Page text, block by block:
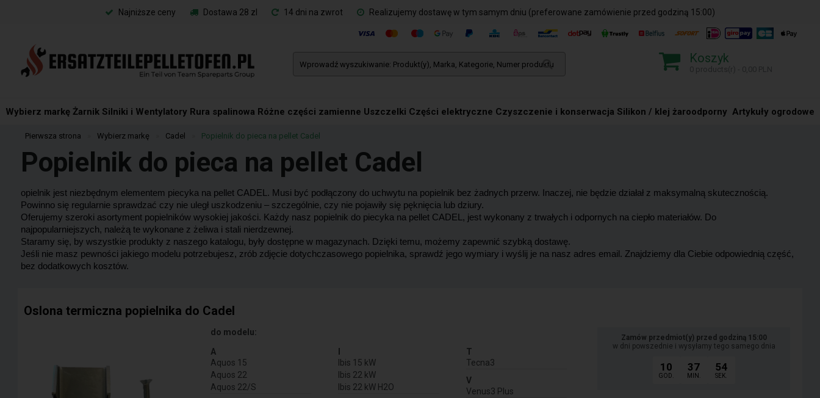
Najniższe ceny Dostawa 28 zl 14 dni na zwrot Realizujemy dostawę w tym samym dniu (preferowane zamówienie przed godziną 15:00)
Koszyk
Wybierz markę Żarnik Silniki i Wentylatory Rura spalinowa Różne części zamienne Uszczelki Części elektryczne Czyszczenie i konserwacja Silikon / klej żaroodporny Artykuły ogrodowe
Pierwsza strona Wybierz markę Cadel Popielnik do pieca na pellet Cadel
Popielnik do pieca na pellet Cadel
opielnik jest niezbędnym elementem piecyka na pellet CADEL. Musi być podłączony do uchwytu na popielnik bez żadnych przerw. Inaczej, nie będzie działał z maksymalną skutecznością.
Powinno się regularnie sprawdzać czy nie uległ uszkodzeniu – szczególnie, czy nie pojawiły się pęknięcia lub dziury.
Oferujemy szeroki asortyment popielników wysokiej jakości. Każdy nasz popielnik do piecyka na pellet CADEL, jest wykonany z trwałych i odpornych na ciepło materiałów. Do
najpopularniejszych, należą te wykonane z żeliwa i stali nierdzewnej.
Staramy się, by wszystkie produkty z naszego katalogu, były dostępne w magazynach. Dzięki temu, możemy zapewnić szybką dostawę.
Jeśli nie masz pewności jakiego modelu potrzebujesz, zrób zdjęcie dotychczasowego popielnika, sprawdź jego wymiary i wyślij je na nasz adres email. Znajdziemy dla Ciebie odpowiednią część,
bez dodatkowych kosztów.
Oslona termiczna popielnika do Cadel
do modelu:
A
Aquos 15
Aquos 22
Aquos 22/S
Ibis 15 kW
Ibis 22 kW
Ibis 22 kW H2O
T
Tecna3
V
Venus3 Plus
Zamów przedmiot(y) przed godziną 15:00
w dni powszednie i wysyłamy tego samego dnia
10
GOD.
37
MIN.
53
SEK.